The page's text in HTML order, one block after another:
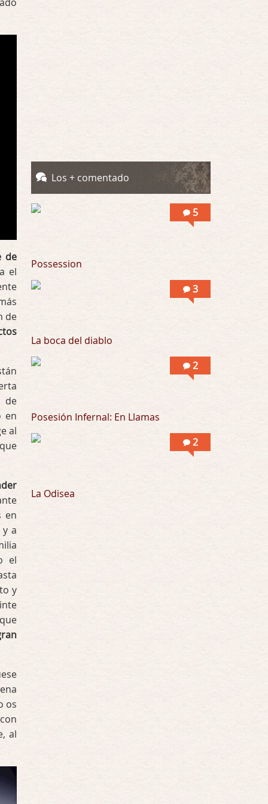
de
el
de
de
en
al
en
a
el
y
os
al
Por: Mariano
Una película normalita, nada del otro mun …
Possession
Por: Mountain
Llevo toda una vida para verla y nunca lo …
Los + comentado
5
Possession
3
La boca del diablo
2
Posesión Infernal: En Llamas
2
La Odisea